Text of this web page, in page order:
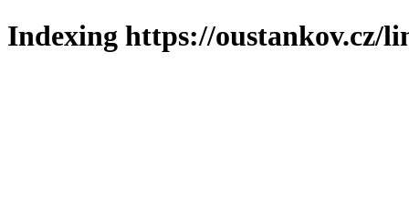
Indexing https://oustankov.cz/